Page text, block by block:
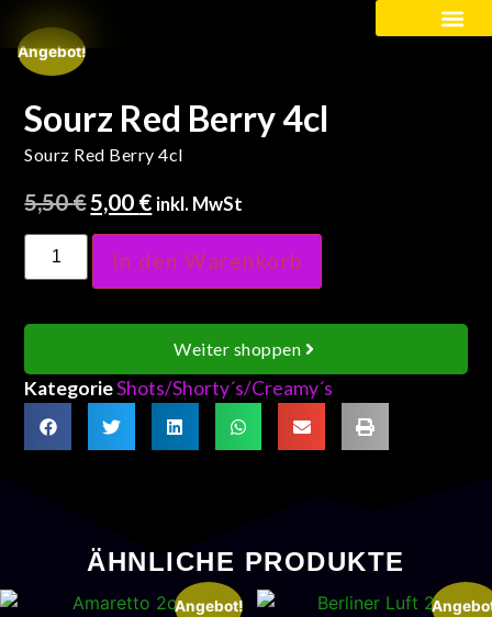
Angebot!
Sourz Red Berry 4cl
Sourz Red Berry 4cl
5,50€5,00 € inkl. MwSt
In den Warenkorb
Weiter shoppen
KategorieShots/Shorty´s/Creamy´s
ÄHNLICHE PRODUKTE
Angebot!